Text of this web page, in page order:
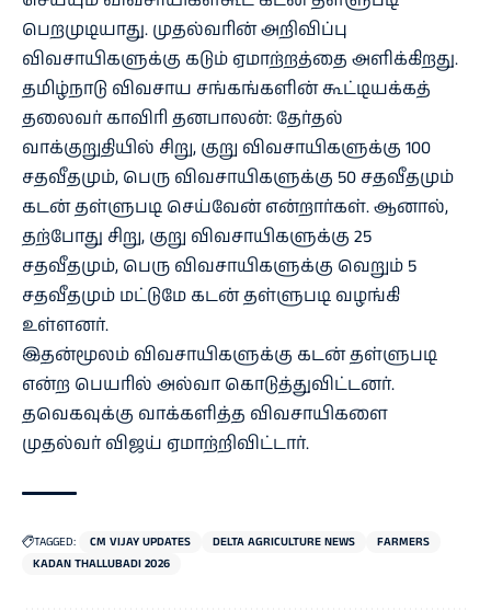
பெறமுடியாது. முதல்வரின் அறிவிப்பு
விவசாயிகளுக்கு கடும் ஏமாற்றத்தை அளிக்கிறது.
தமிழ்நாடு விவசாய சங்கங்களின் கூட்டியக்கத்
தலைவர் காவிரி தனபாலன்: தேர்தல்
வாக்குறுதியில் சிறு, குறு விவசாயிகளுக்கு 100
சதவீதமும், பெரு விவசாயிகளுக்கு 50 சதவீதமும்
கடன் தள்ளுபடி செய்வேன் என்றார்கள். ஆனால்,
தற்போது சிறு, குறு விவசாயிகளுக்கு 25
சதவீதமும், பெரு விவசாயிகளுக்கு வெறும் 5
சதவீதமும் மட்டுமே கடன் தள்ளுபடி வழங்கி
உள்ளனர்.
இதன்மூலம் விவசாயிகளுக்கு கடன் தள்ளுபடி
என்ற பெயரில் அல்வா கொடுத்துவிட்டனர்.
தவெகவுக்கு வாக்களித்த விவசாயிகளை
முதல்வர் விஜய் ஏமாற்றிவிட்டார்.
TAGGED: CM VIJAY UPDATES DELTA AGRICULTURE NEWS
FARMERS
KADAN THALLUBADI 2026